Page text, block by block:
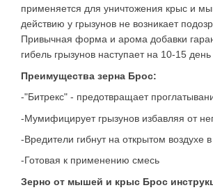
применяется для уничтожения крыс и
действию у грызунов не возникает
Привычная форма и арома добавки
гибель грызунов наступает на 10-15
Преимущества зерна Брос:
-"Битрекс" - предотвращает
-Мумифицирует грызунов избавляя от
-Вредители гибнут на открытом воздухе
-Готовая к применению смесь
Зерно от мышей и крыс Брос